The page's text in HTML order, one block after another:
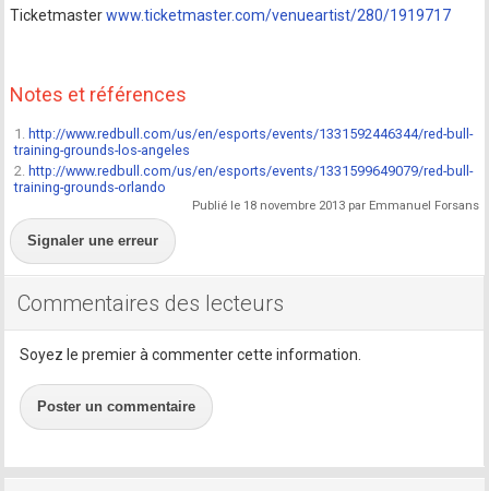
Ticketmasterwww.ticketmaster.com/venueartist/280/1919717
Notes et références
1.
http://www.redbull.com/us/en/esports/events/1331592446344/red-bull-
training-grounds-los-angeles
2.http://www.redbull.com/us/en/esports/events/1331599649079/red-bull-
training-grounds-orlando
Publié le 18 novembre 2013 par Emmanuel Forsans
Signaler une erreur
Commentaires des lecteurs
Soyez le premier à commenter cette information.
Poster un commentaire